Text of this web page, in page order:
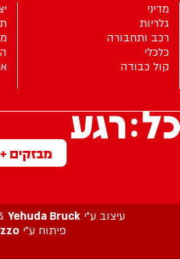
מבזקים +
מדיני
גלריות
רכב ותחבורה
כלכלי
קול כבודה
עיצוב ע”י Yehuda Bruck
פיתוח ע”י